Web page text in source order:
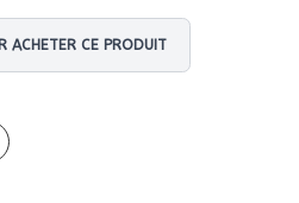
ACHETER CE PRODUIT